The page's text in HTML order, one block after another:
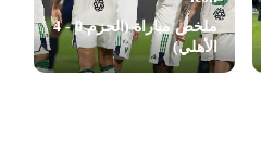
ملخص مباراة (الحزم 0 - 4
الأهلي)